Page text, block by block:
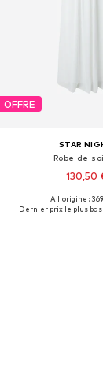
OFFRE
STAR
Robe de
130,50
Tailles
À l'origine :
Dernier prix le plus bas